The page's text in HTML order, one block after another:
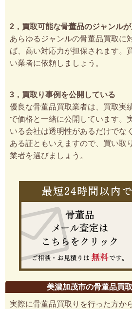
2，買取可能な骨董品のジャンル
あらゆるジャンルの骨董品買取に
ば、高い対応力が担保されます。
い業者に依頼しましょう。
3，買取り事例を公開している
優良な骨董品買取業者は、買取実
で価格と一緒に公開しています。
いる会社は透明性があるだけでな
ある証ともいえますので、買い取
業者を選びましょう。
美濃加茂市の骨董品買
実際に骨董品買取りを行った方か